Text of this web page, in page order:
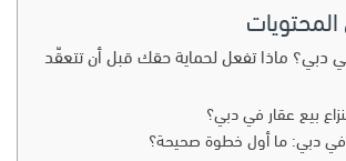
دبي؟ ماذا تفعل لحماية حقك قبل أن تتعقّد
بيع عقار في دبي؟
في دبي: ما أول خطوة صحيحة؟